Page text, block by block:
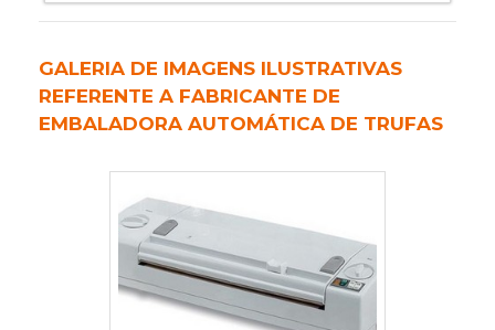
correto dentro da linha de produção, é
adeque às necessidades específicas de
aplicaçã....
GALERIA DE IMAGENS ILUSTRATIVAS
REFERENTE A FABRICANTE DE
EMBALADORA AUTOMÁTICA DE TRUFAS